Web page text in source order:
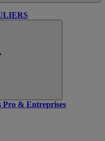
Pro & Entreprises